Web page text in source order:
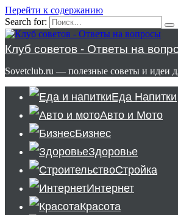
Перейти к содержанию
Search for:
Клуб советов - Ответы на
Sovetclub.ru — полезные советы и идеи
Еда Напитки
Авто и Мото
Бизнес
Здоровье
Стройка
Интернет
Красота